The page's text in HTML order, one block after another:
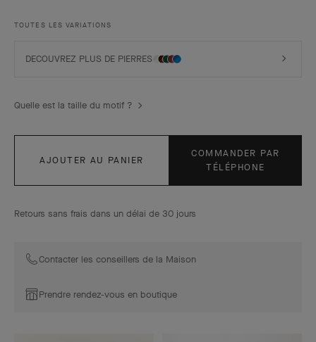
Sautoir Vintage Alhambra 20 motifs, or jaune, onyx.
TOUTES LES VARIATIONS
DECOUVREZ PLUS DE PIERRES
Quelle est la taille du motif ?
AJOUTER AU PANIER
COMMANDER PAR
TÉLÉPHONE
Retours sans frais dans un délai de 30 jours
Contacter les conseillers de la Maison
Prendre rendez-vous en boutique